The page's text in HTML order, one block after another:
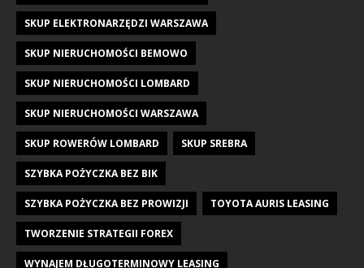
SKUP ELEKTRONARZĘDZI WARSZAWA
SKUP NIERUCHOMOŚCI BEMOWO
SKUP NIERUCHOMOŚCI LOMBARD
SKUP NIERUCHOMOŚCI WARSZAWA
SKUP ROWERÓW LOMBARD SKUP SREBRA
SZYBKA POŻYCZKA BEZ BIK
SZYBKA POŻYCZKA BEZ PROWIZJI TOYOTA AURIS LEASING
TWORZENIE STRATEGII FOREX
WYNAJEM DŁUGOTERMINOWY LEASING